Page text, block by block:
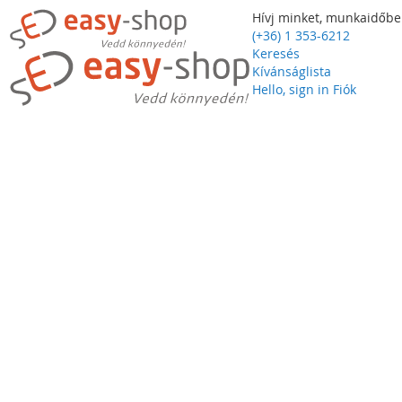
Hívj minket,
(+36) 1 353-6212
Keresés
Kívánságlista
Hello, sign in Fiók